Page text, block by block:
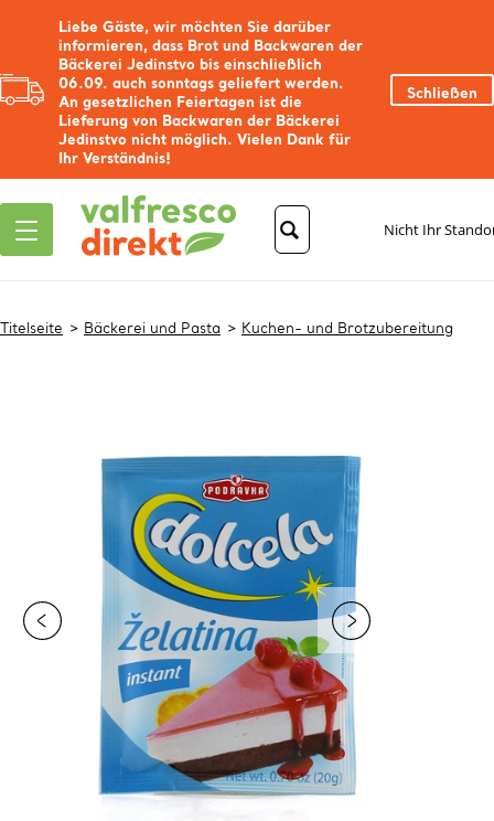
Liebe Gäste, wir möchten Sie darüber
informieren, dass Brot und Backwaren der
Bäckerei Jedinstvo bis einschließlich
06.09. auch sonntags geliefert werden.
An gesetzlichen Feiertagen ist die
Lieferung von Backwaren der Bäckerei
Jedinstvo nicht möglich. Vielen Dank für
Ihr Verständnis!
Schließen
Nicht Ihr
Titelseite Bäckerei und Pasta Kuchen- und Brotzubereitung